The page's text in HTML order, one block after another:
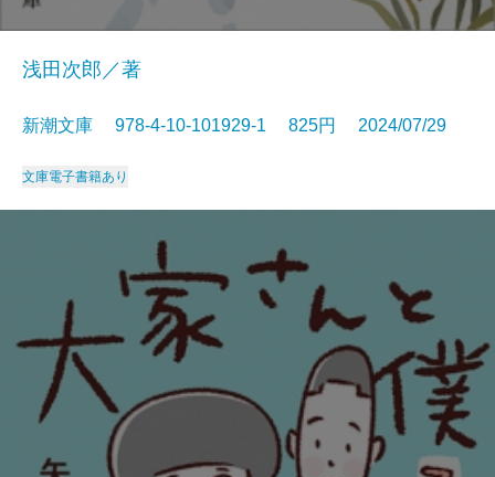
浅田次郎／著
新潮文庫 978-4-10-101929-1 825円 2024/07/29
文庫電子書籍あり